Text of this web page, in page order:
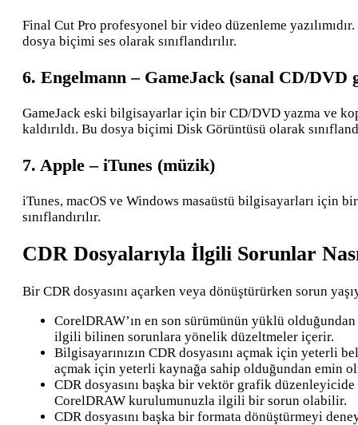
Final Cut Pro profesyonel bir video düzenleme
dosya biçimi ses olarak sınıflandırılır.
6. Engelmann – GameJack (sanal CD/DVD
GameJack eski bilgisayarlar için bir CD/DVD yazma ve
kaldırıldı. Bu dosya biçimi Disk Görüntüsü olarak
7. Apple – iTunes (müzik)
iTunes, macOS ve Windows masaüstü bilgisayarları için
sınıflandırılır.
CDR Dosyalarıyla İlgili Sorunlar
Bir CDR dosyasını açarken veya dönüştürürken sorun
CorelDRAW’ın en son sürümünün yüklü
ilgili bilinen sorunlara yönelik düzeltmeler içerir.
Bilgisayarınızın CDR dosyasını açmak için yeterli
açmak için yeterli kaynağa sahip olduğundan emin
CDR dosyasını başka bir vektör grafik
CorelDRAW kurulumunuzla ilgili bir sorun olabilir.
CDR dosyasını başka bir formata dönüştürmeyi